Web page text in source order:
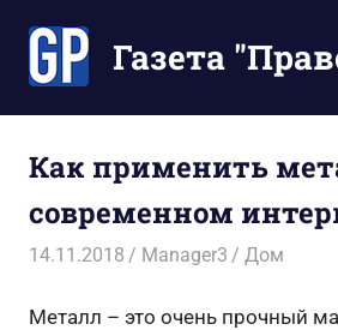
содержимомуГазета
экономят
Ваше
время
Как применить
современном
14.11.2018 Manager3 Дом
Металл – это очень прочный